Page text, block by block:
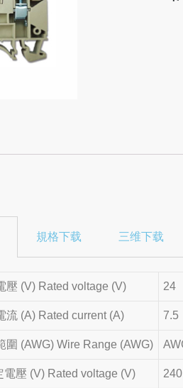
規格下载 三维下载
壓 (V) Rated voltage (V) 24
流 (A) Rated current (A) 7.5
圍 (AWG) Wire Range (AWG)
電壓 (V) Rated voltage (V) 240